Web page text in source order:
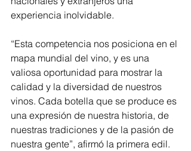
experiencia inolvidable.
“Esta competencia nos posiciona en el
mapa mundial del vino, y es una
valiosa oportunidad para mostrar la
calidad y la diversidad de nuestros
vinos. Cada botella que se produce es
una expresión de nuestra historia, de
nuestras tradiciones y de la pasión de
nuestra gente”, afirmó la primera edil.